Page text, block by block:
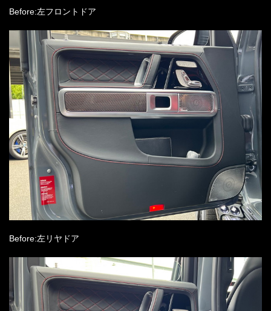
Before:左フロントドア
Before:左リヤドア